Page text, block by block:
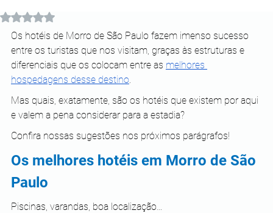
Avaliado com NaN de 5 estrelas.
Os hotéis de Morro de São Paulo fazem imenso sucesso
entre os turistas que nos visitam, graças às estruturas e
diferenciais que os colocam entre as melhores
hospedagens desse destino.
Mas quais, exatamente, são os hotéis que existem por aqui
e valem a pena considerar para a estadia?
Confira nossas sugestões nos próximos parágrafos!
Os melhores hotéis em Morro de São
Paulo
Piscinas, varandas, boa localização…